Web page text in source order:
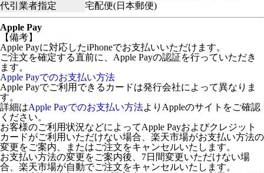
代引業者指定
宅配便(日本郵便)
Apple Pay
【備考】
Apple Payに対応したiPhoneでお支払いいただけます。
ご注文を確定する直前に、Apple Payの認証を行っていただき
ます。
Apple Payでのお支払い方法
Apple Payでご利用できるカードは発行会社によって異なりま
す。
詳細はApple Payでのお支払い方法よりAppleのサイトをご確認
ください。
お客様のご利用状況などによってApple Payおよびクレジット
カードがご利用いただけない場合、楽天市場がお支払い方法の
変更をご案内、またはご注文をキャンセルいたします。
お支払い方法の変更をご案内後、7日間変更いただけない場
合、楽天市場が自動でご注文をキャンセルいたします。